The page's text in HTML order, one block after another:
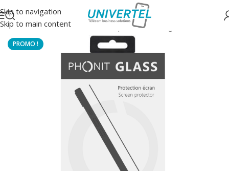
Skip to navigation
Skip to main content
Accueil/Protections Verre trempé 5D/6D intégral